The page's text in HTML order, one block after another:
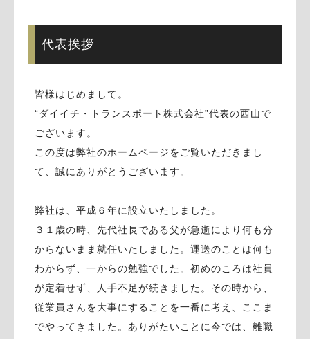
代表挨拶
皆様はじめまして。
“ダイイチ・トランスポート株式会社”代表の西山で
ございます。
この度は弊社のホームページをご覧いただきまし
て、誠にありがとうございます。
弊社は、平成６年に設立いたしました。
３１歳の時、先代社長である父が急逝により何も分
からないまま就任いたしました。運送のことは何も
わからず、一からの勉強でした。初めのころは社員
が定着せず、人手不足が続きました。その時から、
従業員さんを大事にすることを一番に考え、ここま
でやってきました。ありがたいことに今では、離職